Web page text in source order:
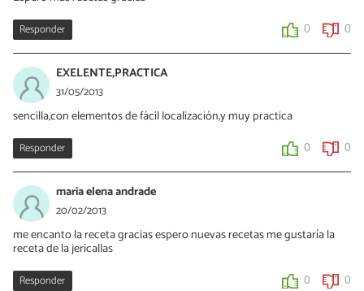
Responder 0 0
EXELENTE,PRACTICA
31/05/2013
sencilla,con elementos de fácil localización,y muy practica
Responder 0 0
maria elena andrade
20/02/2013
me encanto la receta gracias espero nuevas recetas me gustaría la
receta de la jericallas
Responder 0 0